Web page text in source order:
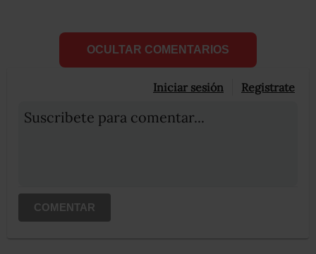
OCULTAR COMENTARIOS
Iniciar sesión Registrate
Suscribete para comentar...
COMENTAR